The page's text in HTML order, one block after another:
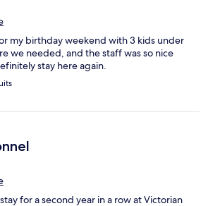
my birthday weekend with 3 kids under
we needed, and the staff was so nice
stay here again.
for a second year in a row at Victorian